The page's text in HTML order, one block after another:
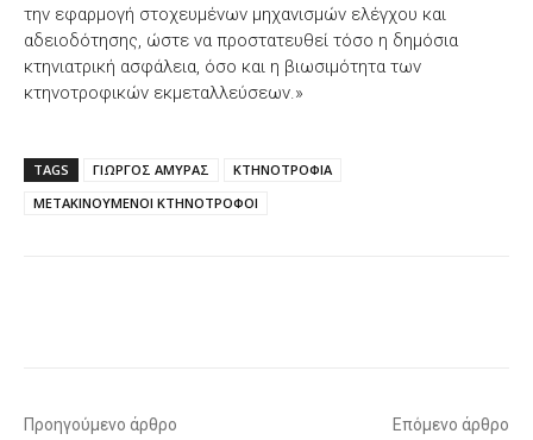
την εφαρμογή στοχευμένων μηχανισμών ελέγχου και
αδειοδότησης, ώστε να προστατευθεί τόσο η δημόσια
κτηνιατρική ασφάλεια, όσο και η βιωσιμότητα των
κτηνοτροφικών εκμεταλλεύσεων.»
TAGS ΓΙΩΡΓΟΣ ΑΜΥΡΑΣ
ΚΤΗΝΟΤΡΟΦΙΑ
ΜΕΤΑΚΙΝΟΥΜΕΝΟΙ ΚΤΗΝΟΤΡΟΦΟΙ
Προηγούμενο άρθρο
Επόμενο άρθρο